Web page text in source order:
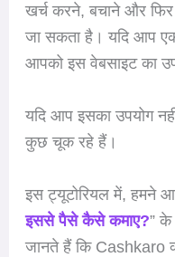
खर्च करने, बचाने और
जा सकता है। यदि आप
आपको इस वेबसाइट का
यदि आप इसका उपयोग
कुछ चूक रहे हैं।
इस ट्यूटोरियल में, हमने
इससे पैसे कैसे कमाए?” के
जानते हैं कि Cashkaro